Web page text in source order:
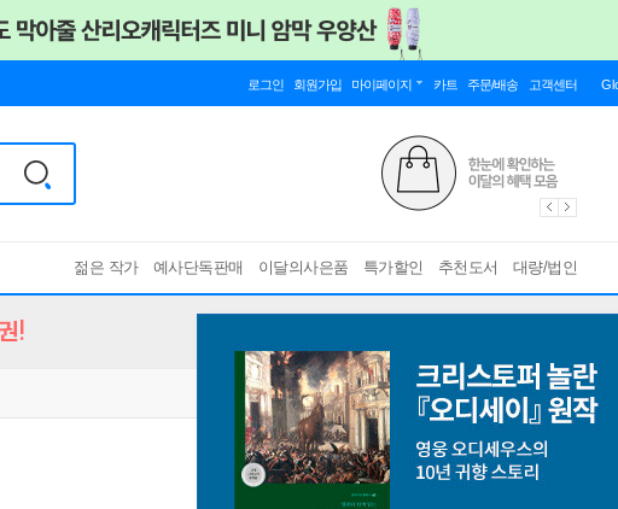
로그인 회원가입 마이페이지 카트 주문/배송 고객센터
젊은 작가 예사단독판매 이달의사은품 특가할인 추천도서 대량/법인
!